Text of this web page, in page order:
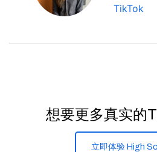
TikTok
想要更多真实的
立即体验 High